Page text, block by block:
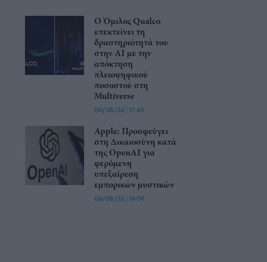
Ο Όμιλος Qualco
επεκτείνει τη
δραστηριότητά του
στην ΑΙ με την
απόκτηση
πλειοψηφικού
ποσοστού στη
Multiverse
06/08/26 | 17:45
Apple: Προσφεύγει
στη Δικαιοσύνη κατά
της OpenAI για
φερόμενη
υπεξαίρεση
εμπορικών μυστικών
06/08/26 | 16:09